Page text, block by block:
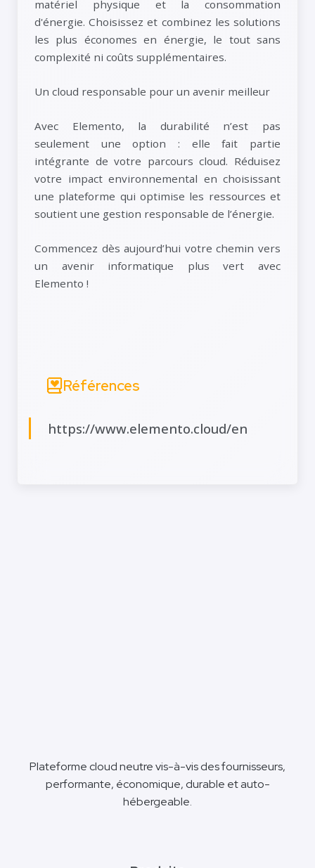
matériel physique et la consommation
d'énergie. Choisissez et combinez les solutions
les plus économes en énergie, le tout sans
complexité ni coûts supplémentaires.
Un cloud responsable pour un avenir meilleur
Avec Elemento, la durabilité n’est pas
seulement une option : elle fait partie
intégrante de votre parcours cloud. Réduisez
votre impact environnemental en choisissant
une plateforme qui optimise les ressources et
soutient une gestion responsable de l’énergie.
Commencez dès aujourd’hui votre chemin vers
un avenir informatique plus vert avec
Elemento !
Références
https://www.elemento.cloud/en
Plateforme cloud neutre vis-à-vis des fournisseurs,
performante, économique, durable et auto-
hébergeable.